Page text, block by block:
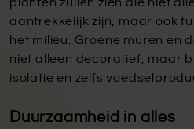
aantrekkelijk zijn, maar ook
het milieu. Groene muren en
niet alleen decoratief, maar
isolatie en zelfs
Duurzaamheid in alles